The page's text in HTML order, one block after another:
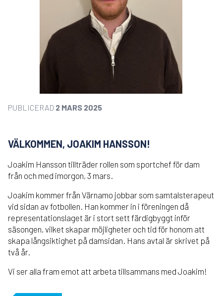
PUBLICERAD 2 MARS 2025
VÄLKOMMEN, JOAKIM HANSSON!
Joakim Hansson tillträder rollen som sportchef för dam
från och med imorgon, 3 mars.
Joakim kommer från Värnamo jobbar som samtalsterapeut
vid sidan av fotbollen. Han kommer in i föreningen då
representationslaget är i stort sett färdigbyggt inför
säsongen, vilket skapar möjligheter och tid för honom att
skapa långsiktighet på damsidan. Hans avtal är skrivet på
två år.
Vi ser alla fram emot att arbeta tillsammans med Joakim!